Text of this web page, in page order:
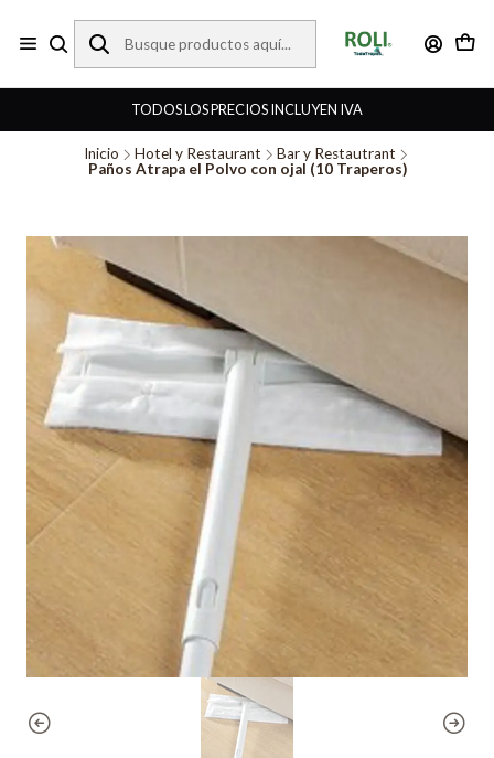
TODOS LOS PRECIOS INCLUYEN IVA
Inicio Hotel y Restaurant
Bar y Restautrant
Paños Atrapa el Polvo con ojal (10 Traperos)